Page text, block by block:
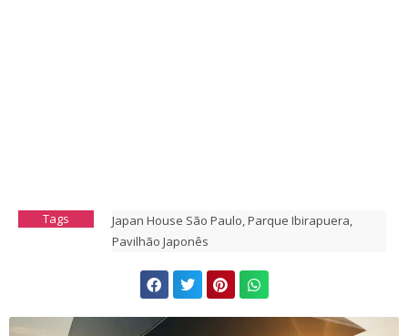
Tags Japan House São Paulo,Parque Ibirapuera,
Pavilhão Japonês